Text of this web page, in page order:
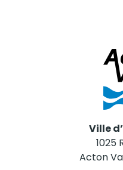
Ville
1025
Acton